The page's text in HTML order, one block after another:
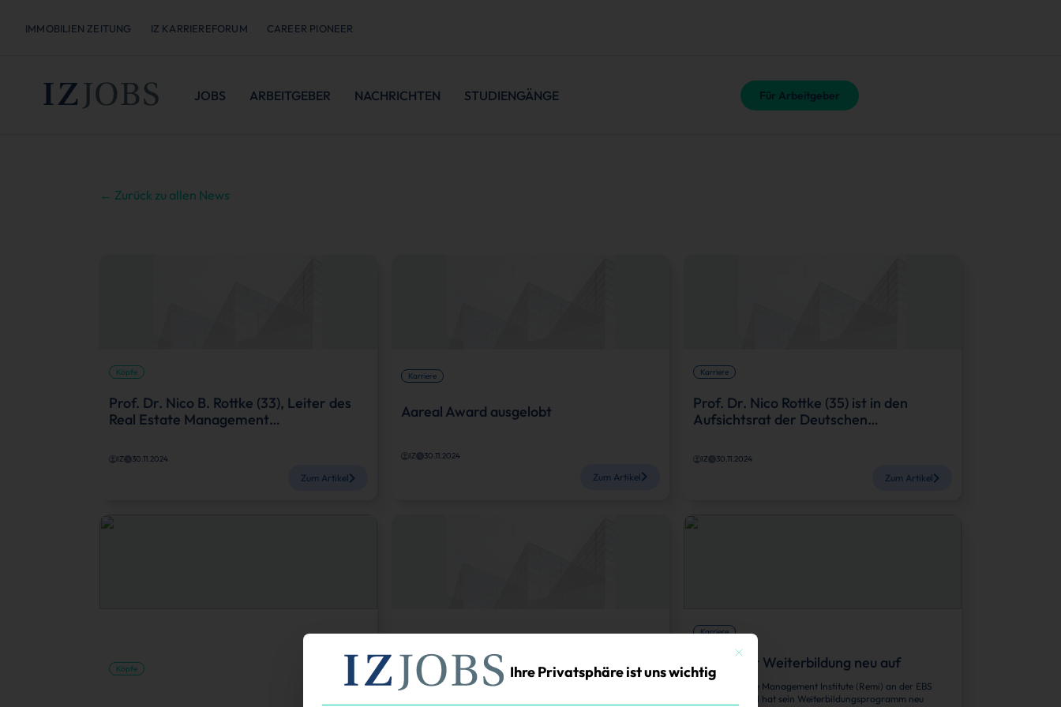
IMMOBILIEN ZEITUNG IZ KARRIEREFORUM CAREER PIONEER
JOBS ARBEITGEBER NACHRICHTEN STUDIENGÄNGE Für Arbeitgeber
← Zurück zu allen News
Köpfe
Prof. Dr. Nico B. Rottke (33), Leiter des
Real Estate Management…
IZ 30.11.2024
Zum Artikel
Karriere
Aareal Award ausgelobt
IZ 30.11.2024
Zum Artikel
Karriere
Prof. Dr. Nico Rottke (35) ist in den
Aufsichtsrat der Deutschen…
IZ 30.11.2024
Zum Artikel
Köpfe Karriere
Karriere
Remi stellt Weiterbildung neu auf
Das Real Estate Management Institute (Remi) an der EBS
Business School hat sein Weiterbildungsprogramm neu
Mit diesem Button wird der Dialog geschlossen. Seine Funktionalität ist identisch mit der
Ihre Privatsphäre ist uns wichtig